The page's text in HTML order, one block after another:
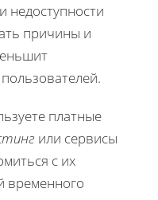
недоступности
причины и
платные
или сервисы
с их
временного